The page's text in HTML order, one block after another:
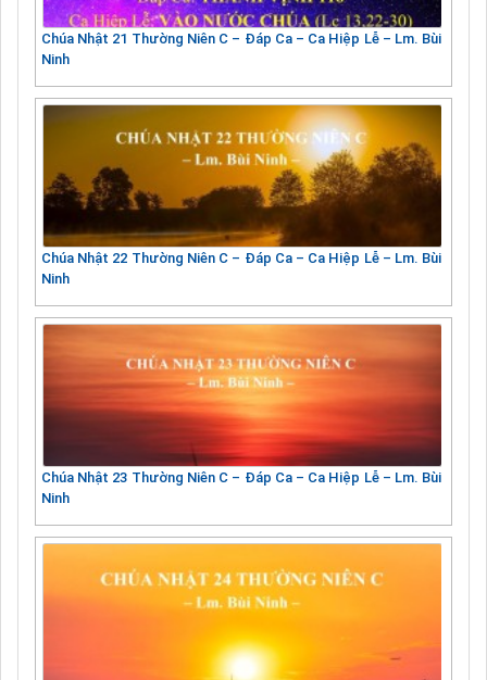
Chúa Nhật 21 Thường Niên C – Đáp Ca – Ca Hiệp Lễ – Lm. Bùi
Ninh
Chúa Nhật 22 Thường Niên C – Đáp Ca – Ca Hiệp Lễ – Lm. Bùi
Ninh
Chúa Nhật 23 Thường Niên C – Đáp Ca – Ca Hiệp Lễ – Lm. Bùi
Ninh